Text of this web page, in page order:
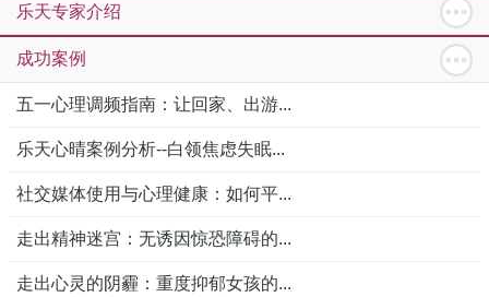
乐天专家介绍
成功案例
五一心理调频指南：让回家、出游...
乐天心晴案例分析--白领焦虑失眠...
社交媒体使用与心理健康：如何平...
走出精神迷宫：无诱因惊恐障碍的...
走出心灵的阴霾：重度抑郁女孩的...